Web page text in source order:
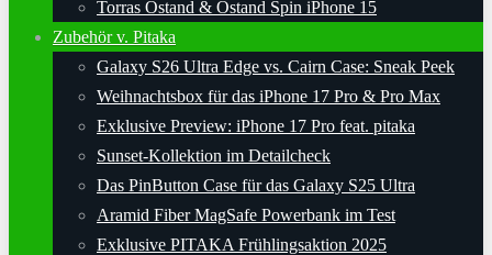
Torras Ostand & Ostand Spin iPhone 15
Zubehör v. Pitaka
Galaxy S26 Ultra Edge vs. Cairn Case: Sneak Peek
Weihnachtsbox für das iPhone 17 Pro & Pro Max
Exklusive Preview: iPhone 17 Pro feat. pitaka
Sunset-Kollektion im Detailcheck
Das PinButton Case für das Galaxy S25 Ultra
Aramid Fiber MagSafe Powerbank im Test
Exklusive PITAKA Frühlingsaktion 2025